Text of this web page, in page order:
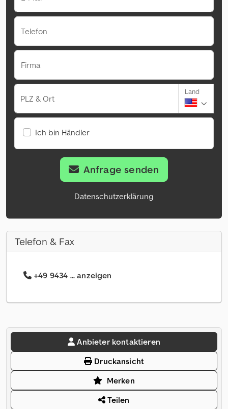
Telefon
Firma
PLZ & Ort
Land
Ich bin Händler
Anfrage senden
Datenschutzerklärung
Telefon & Fax
+49 9434 ... anzeigen
Anbieter kontaktieren
Druckansicht
Merken
Teilen